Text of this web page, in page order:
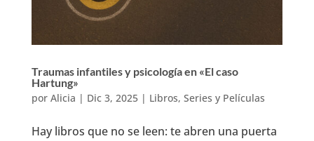
Traumas infantiles y psicología en «El caso
Hartung»
por Alicia | Dic 3, 2025| Libros, Series y Películas
Hay libros que no se leen: te abren una puerta